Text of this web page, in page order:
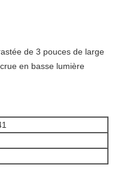
de 3 pouces de large
en basse lumière